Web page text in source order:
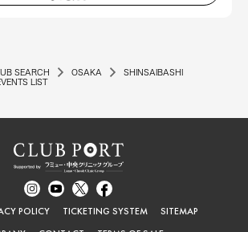
SEARCH OSAKA
SHINSAIBASHI
LIST
POLICY TICKETING SYSTEM
SITEMAP